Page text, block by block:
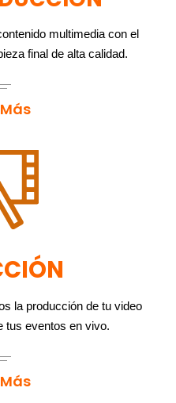
multimedia con el
final de alta calidad.
la producción de tu video
tus eventos en vivo.